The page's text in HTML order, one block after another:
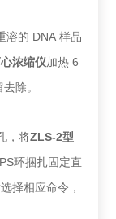
溶的 DNA样品
浓缩仪加热 6
除。
，将ZLS-2型
PS环捆扎固定直
择相应命令，